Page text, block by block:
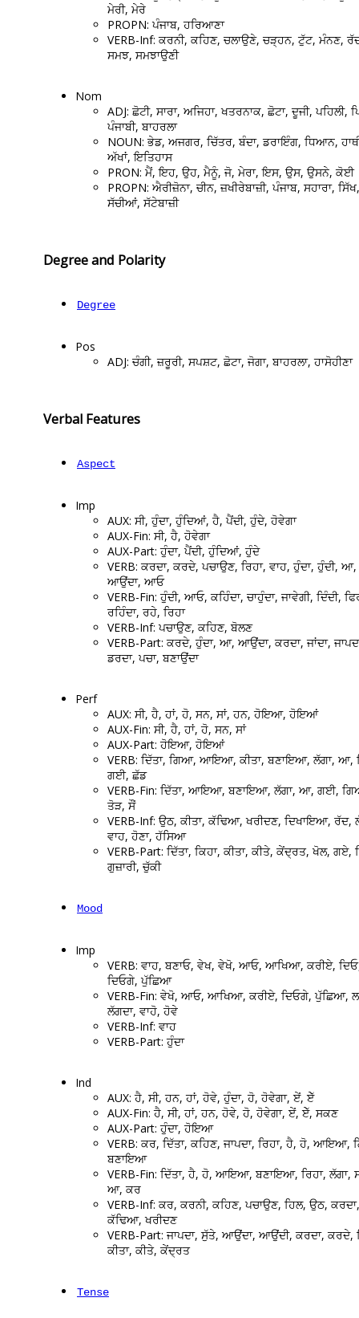
ਮੇਰੀ, ਮੇਰੇ
PROPN: ਪੰਜਾਬ, ਹਰਿਆਣਾ
VERB-Inf: ਕਰਨੀ, ਕਹਿਣ, ਚਲਾਉਣੇ, ਚੜ੍ਹਨ, ਟੁੱਟ, ਮੰਨਣ,
ਸਮਝ, ਸਮਝਾਉਣੀ
Nom
ADJ: ਛੋਟੀ, ਸਾਰਾ, ਅਜਿਹਾ, ਖਤਰਨਾਕ, ਛੋਟਾ, ਦੂਜੀ, ਪਹਿਲੀ,
ਪੰਜਾਬੀ, ਬਾਹਰਲਾ
NOUN: ਭੇਡ, ਅਜਗਰ, ਚਿੱਤਰ, ਬੰਦਾ, ਡਰਾਇੰਗ, ਧਿਆਨ,
ਅੱਖਾਂ, ਇਤਿਹਾਸ
PRON: ਮੈਂ, ਇਹ, ਉਹ, ਮੈਨੂੰ, ਜੋ, ਮੇਰਾ, ਇਸ, ਉਸ, ਉਸਨੇ, ਕੋਈ
PROPN: ਐਰੀਜ਼ੋਨਾ, ਚੀਨ, ਜ਼ਖੀਰੇਬਾਜ਼ੀ, ਪੰਜਾਬ, ਸਹਾਰਾ, ਸਿੱਖ,
ਸੱਚੀਆਂ, ਸੱਟੇਬਾਜ਼ੀ
Degree and Polarity
Degree
Pos
ADJ: ਚੰਗੀ, ਜ਼ਰੂਰੀ, ਸਪਸ਼ਟ, ਛੋਟਾ, ਜੋਗਾ, ਬਾਹਰਲਾ, ਹਾਸੋਹੀਣਾ
Verbal Features
Aspect
Imp
AUX: ਸੀ, ਹੁੰਦਾ, ਹੁੰਦਿਆਂ, ਹੈ, ਪੈਂਦੀ, ਹੁੰਦੇ, ਹੋਵੇਗਾ
AUX-Fin: ਸੀ, ਹੈ, ਹੋਵੇਗਾ
AUX-Part: ਹੁੰਦਾ, ਪੈਂਦੀ, ਹੁੰਦਿਆਂ, ਹੁੰਦੇ
VERB: ਕਰਦਾ, ਕਰਦੇ, ਪਚਾਉਣ, ਰਿਹਾ, ਵਾਹ, ਹੁੰਦਾ, ਹੁੰਦੀ, ਆ,
ਆਉਂਦਾ, ਆਓ
VERB-Fin: ਹੁੰਦੀ, ਆਓ, ਕਹਿੰਦਾ, ਚਾਹੁੰਦਾ, ਜਾਵੇਗੀ, ਦਿੰਦੀ,
ਰਹਿੰਦਾ, ਰਹੇ, ਰਿਹਾ
VERB-Inf: ਪਚਾਉਣ, ਕਹਿਣ, ਬੋਲਣ
VERB-Part: ਕਰਦੇ, ਹੁੰਦਾ, ਆ, ਆਉਂਦਾ, ਕਰਦਾ, ਜਾਂਦਾ,
ਡਰਦਾ, ਪਚਾ, ਬਣਾਉਂਦਾ
Perf
AUX: ਸੀ, ਹੈ, ਹਾਂ, ਹੋ, ਸਨ, ਸਾਂ, ਹਨ, ਹੋਇਆ, ਹੋਇਆਂ
AUX-Fin: ਸੀ, ਹੈ, ਹਾਂ, ਹੋ, ਸਨ, ਸਾਂ
AUX-Part: ਹੋਇਆ, ਹੋਇਆਂ
VERB: ਦਿੱਤਾ, ਗਿਆ, ਆਇਆ, ਕੀਤਾ, ਬਣਾਇਆ, ਲੱਗਾ, ਆ,
ਗਈ, ਛੱਡ
VERB-Fin: ਦਿੱਤਾ, ਆਇਆ, ਬਣਾਇਆ, ਲੱਗਾ, ਆ, ਗਈ,
ਤੋੜ, ਸੌਂ
VERB-Inf: ਉਠ, ਕੀਤਾ, ਕੱਢਿਆ, ਖਰੀਦਣ, ਦਿਖਾਇਆ, ਰੱਦ,
ਵਾਹ, ਹੋਣਾ, ਹੱਸਿਆ
VERB-Part: ਦਿੱਤਾ, ਕਿਹਾ, ਕੀਤਾ, ਕੀਤੇ, ਕੇਂਦ੍ਰਤ, ਖੋਲ,
ਗੁਜ਼ਾਰੀ, ਚੁੱਕੀ
Mood
Imp
VERB: ਵਾਹ, ਬਣਾਓ, ਵੇਖ, ਵੇਖੋ, ਆਓ, ਆਖਿਆ, ਕਰੀਏ,
ਦਿਓਗੇ, ਪੁੱਛਿਆ
VERB-Fin: ਵੇਖੋ, ਆਓ, ਆਖਿਆ, ਕਰੀਏ, ਦਿਓਗੇ, ਪੁੱਛਿਆ,
ਲੱਗਦਾ, ਵਾਹੋ, ਹੋਵੇ
VERB-Inf: ਵਾਹ
VERB-Part: ਹੁੰਦਾ
Ind
AUX: ਹੈ, ਸੀ, ਹਨ, ਹਾਂ, ਹੋਵੇ, ਹੁੰਦਾ, ਹੋ, ਹੋਵੇਗਾ, ਏਂ, ਏੱ
AUX-Fin: ਹੈ, ਸੀ, ਹਾਂ, ਹਨ, ਹੋਵੇ, ਹੋ, ਹੋਵੇਗਾ, ਏਂ, ਏੱ, ਸਕਣ
AUX-Part: ਹੁੰਦਾ, ਹੋਇਆ
VERB: ਕਰ, ਦਿੱਤਾ, ਕਹਿਣ, ਜਾਪਦਾ, ਰਿਹਾ, ਹੈ, ਹੋ, ਆਇਆ,
ਬਣਾਇਆ
VERB-Fin: ਦਿੱਤਾ, ਹੈ, ਹੋ, ਆਇਆ, ਬਣਾਇਆ, ਰਿਹਾ, ਲੱਗਾ,
ਆ, ਕਰ
VERB-Inf: ਕਰ, ਕਰਨੀ, ਕਹਿਣ, ਪਚਾਉਣ, ਹਿਲ, ਉਠ,
ਕੱਢਿਆ, ਖਰੀਦਣ
VERB-Part: ਜਾਪਦਾ, ਸੁੱਤੇ, ਆਉਂਦਾ, ਆਉਂਦੀ, ਕਰਦਾ, ਕਰਦੇ,
ਕੀਤਾ, ਕੀਤੇ, ਕੇਂਦ੍ਰਤ
Tense